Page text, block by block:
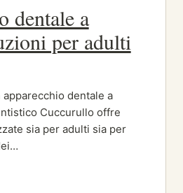
dentale a
per adulti
dentale a
Cuccurullo offre
sia per adulti sia per